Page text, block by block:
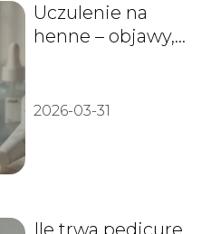
Uczulenie na
henne – objawy,
2026-03-31
Ile trwa pedicure